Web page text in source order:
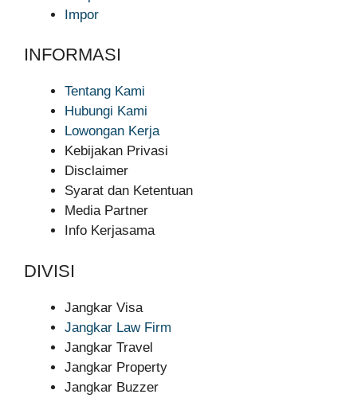
Impor
INFORMASI
Tentang Kami
Hubungi Kami
Lowongan Kerja
Kebijakan Privasi
Disclaimer
Syarat dan Ketentuan
Media Partner
Info Kerjasama
DIVISI
Jangkar Visa
Jangkar Law Firm
Jangkar Travel
Jangkar Property
Jangkar Buzzer